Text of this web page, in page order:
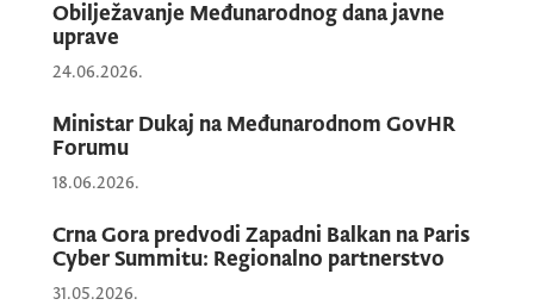
20.00 sati.
Obilježavanje Međunarodnog dana javne
uprave
24.06.2026.
Ministar Dukaj na Međunarodnom GovHR
Forumu
18.06.2026.
Crna Gora predvodi Zapadni Balkan na Paris
Cyber Summitu: Regionalno partnerstvo
31.05.2026.